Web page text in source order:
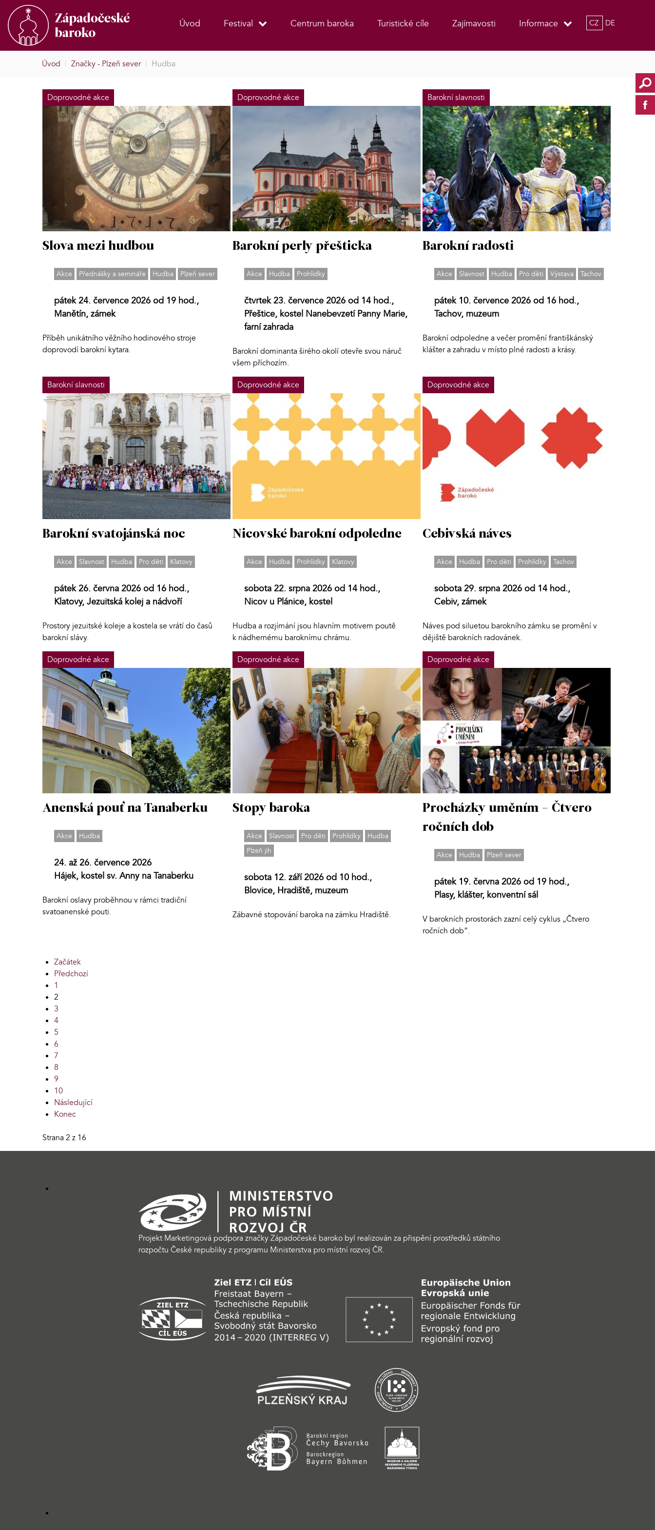
Úvod Festival Centrum baroka Turistické cíle Zajímavosti Informace CZ DE
Úvod | Značky - Plzeň sever | Hudba
Doprovodné akce
Slova mezi hudbou
Akce Přednášky a semináře Hudba Plzeň sever
pátek 24. července 2026 od 19 hod.,
Manětín, zámek
Příběh unikátního věžního hodinového stroje
doprovodí barokní kytara.
Doprovodné akce
Barokní perly přešticka
Akce Hudba Prohlídky
čtvrtek 23. července 2026 od 14 hod.,
Přeštice, kostel Nanebevzetí Panny Marie,
farní zahrada
Barokní dominanta širého okolí otevře svou náruč
všem příchozím.
Barokní slavnosti
Barokní radosti
Akce Slavnost Hudba Pro děti Výstava Tachov
pátek 10. července 2026 od 16 hod.,
Tachov, muzeum
Barokní odpoledne a večer promění františkánský
klášter a zahradu v místo plné radosti a krásy.
Barokní slavnosti
Barokní svatojánská noc
Akce Slavnost Hudba Pro děti Klatovy
pátek 26. června 2026 od 16 hod.,
Klatovy, Jezuitská kolej a nádvoří
Prostory jezuitské koleje a kostela se vrátí do časů
barokní slávy.
Doprovodné akce
Nicovské barokní odpoledne
Akce Hudba Prohlídky Klatovy
sobota 22. srpna 2026 od 14 hod.,
Nicov u Plánice, kostel
Hudba a rozjímání jsou hlavním motivem poutě
k nádhernému baroknímu chrámu.
Doprovodné akce
Cebivská náves
Akce Hudba Pro děti Prohlídky Tachov
sobota 29. srpna 2026 od 14 hod.,
Cebiv, zámek
Náves pod siluetou barokního zámku se promění v
dějiště barokních radovánek.
Doprovodné akce
Anenská pouť na Tanaberku
Akce Hudba
24. až 26. července 2026
Hájek, kostel sv. Anny na Tanaberku
Barokní oslavy proběhnou v rámci tradiční
svatoanenské pouti.
Doprovodné akce
Stopy baroka
Akce Slavnost Pro děti Prohlídky
Hudba
Plzeň jih
sobota 12. září 2026 od 10 hod.,
Blovice, Hradiště, muzeum
Zábavné stopování baroka na zámku Hradiště.
Doprovodné akce
Procházky uměním - Čtvero
ročních dob
Akce Hudba Plzeň sever
pátek 19. června 2026 od 19 hod.,
Plasy, klášter, konventní sál
V barokních prostorách zazní celý cyklus „Čtvero
ročních dob“.
Začátek
Předchozí
1
2
3
4
5
6
7
8
9
10
Následující
Konec
Strana 2 z 16
Projekt Marketingová podpora značky Západočeské baroko byl realizován za přispění prostředků státního
rozpočtu České republiky z programu Ministerstva pro místní rozvoj ČR.